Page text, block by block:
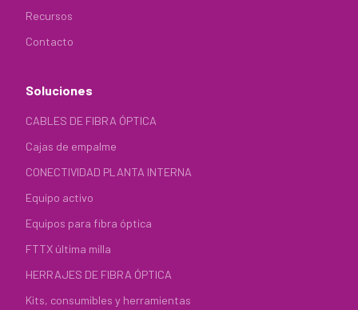
Recursos
Contacto
Soluciones
CABLES DE FIBRA ÓPTICA
Cajas de empalme
CONECTIVIDAD PLANTA INTERNA
Equipo activo
Equipos para fibra óptica
FTTX última milla
HERRAJES DE FIBRA ÓPTICA
Kits, consumibles y herramientas